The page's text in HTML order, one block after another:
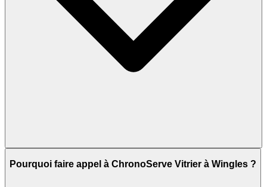
Pourquoi faire appel à ChronoServe Vitrier à Wingles ?